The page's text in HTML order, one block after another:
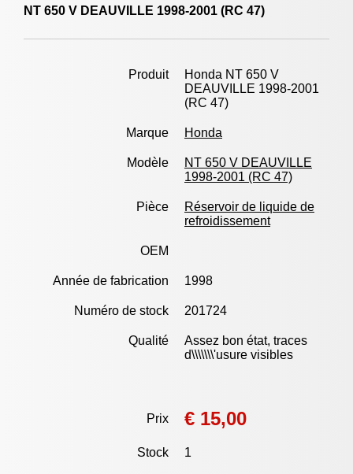
NT 650 V DEAUVILLE 1998-2001 (RC 47)
Produit
Honda NT 650 V
DEAUVILLE 1998-2001
(RC 47)
Marque Honda
Modèle
NT 650 V DEAUVILLE
1998-2001 (RC 47)
Pièce
Réservoir de liquide de
refroidissement
OEM
Année de fabrication 1998
Numéro de stock 201724
Qualité
Assez bon état, traces
d\\\\\\\'usure visibles
Prix € 15,00
Stock 1